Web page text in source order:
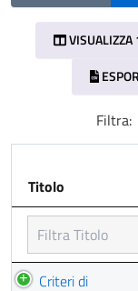
VISUALIZZA
Filtra:
Titolo
Titolo
Criteri di